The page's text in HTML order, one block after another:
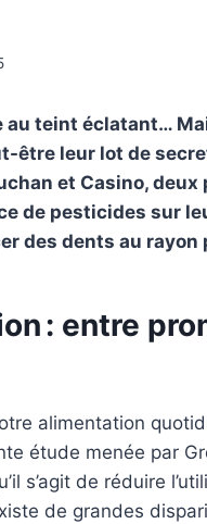
au teint éclatant…
être leur lot de
et Casino,
de pesticides sur
des dents au rayon
: entre
alimentation
étude menée par
s’agit de réduire
de grandes